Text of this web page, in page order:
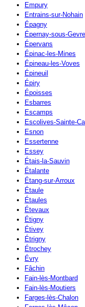
Empury
Entrains-sur-Nohain
Épagny
Épernay-sous-
Épervans
Épinac-les-Mines
Épineau-les-Voves
Épineuil
Épiry
Époisses
Esbarres
Escamps
Escolives-Sainte-
Esnon
Essertenne
Essey
Étais-la-Sauvin
Étalante
Étang-sur-Arroux
Étaule
Étaules
Étevaux
Étigny
Étivey
Étrigny
Étrochey
Évry
Fâchin
Fain-lès-Montbard
Fain-lès-Moutiers
Farges-lès-Chalon